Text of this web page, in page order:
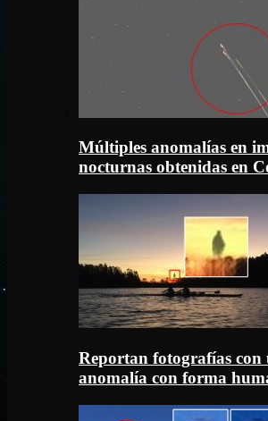
Múltiples anomalías en
nocturnas obtenidas en
Reportan fotografías con
anomalía con forma